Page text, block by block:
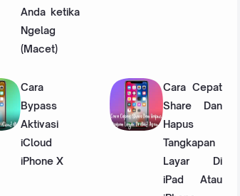
Anda ketika
Ngelag
(Macet)
Cara
Bypass
Aktivasi
iCloud
iPhone X
Cara Cepat
Share Dan
Hapus
Tangkapan
Layar Di
iPad Atau